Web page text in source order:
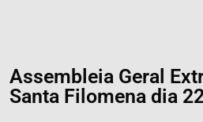
Assembleia Geral
Santa Filomena dia